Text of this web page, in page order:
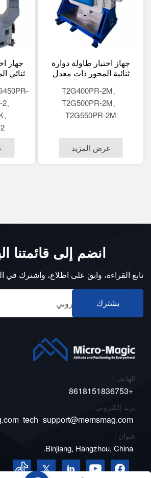
جهاز اختبار طاولة دوارة
ثنائية المحور ذات معدل
T2G400PR-2M、
T2G500PR-2M、
T2G550PR-2M
عرض المزيد
جهاز
ثنائي
、
انضم إلى قائمتنا
تابع القراءة، وابقَ على اطلاع، واشترك في
يشترك
الهاتف :
+8618151836753
بريد إلكتروني :
tech_support@memsmag.com
عنوان :
Binjiang, Hangzhou, China.